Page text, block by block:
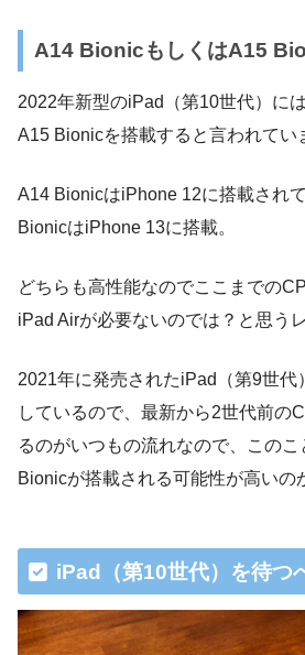
A14 BionicもしくはA15
2022年新型のiPad（第10世代）に
A15 Bionicを搭載すると言われてい
A14 BionicはiPhone 12に搭載され
BionicはiPhone 13に搭載。
どちらも高性能なのでここまでの
iPad Airが必要ないのでは？と思う
2021年に発売されたiPad（第9世代
しているので、最新から2世代前の
るのがいつもの流れなので、この
Bionicが搭載される可能性が高いの
iPad（第10世代）を待つ